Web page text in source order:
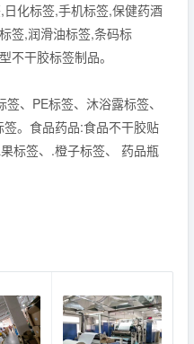
化标签,手机标签,保健药酒
签,润滑油标签,条码标
不干胶标签制品。
、PE标签、沐浴露标签、
。食品药品:食品不干胶贴
标签、.橙子标签、 药品瓶